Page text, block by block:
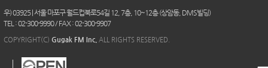
우) 03925 | 서울 마포구 월드컵북로54길 12, 7층, 10~12층 (상암동, DMS빌딩)
TEL : 02-300-9990 / FAX : 02-300-9907
COPYRIGHT(C) Gugak FM Inc. ALL RIGHTS RESERVED.